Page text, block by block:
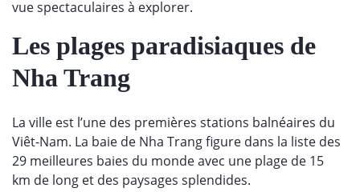
vue spectaculaires à explorer.
Les plages paradisiaques de
Nha Trang
La ville est l’une des premières stations balnéaires du
Viêt-Nam. La baie de Nha Trang figure dans la liste des
29 meilleures baies du monde avec une plage de 15
km de long et des paysages splendides.